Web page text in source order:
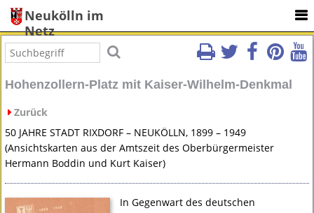
Neukölln im
Netz
Hohenzollern-Platz mit Kaiser-Wilhelm-Denkmal
Zurück
50 JAHRE STADT RIXDORF – NEUKÖLLN, 1899 – 1949
(Ansichtskarten aus der Amtszeit des Oberbürgermeister
Hermann Boddin und Kurt Kaiser)
In Gegenwart des deutschen